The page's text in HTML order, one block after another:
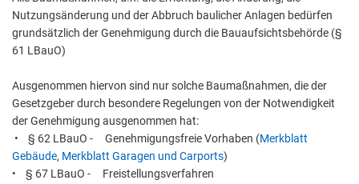
Nutzungsänderung und der Abbruch baulicher Anlagen bedürfen
grundsätzlich der Genehmigung durch die Bauaufsichtsbehörde (§
61 LBauO)
Ausgenommen hiervon sind nur solche Baumaßnahmen, die der
Gesetzgeber durch besondere Regelungen von der Notwendigkeit
der Genehmigung ausgenommen hat:
• § 62 LBauO - Genehmigungsfreie Vorhaben (Merkblatt
Gebäude, Merkblatt Garagen und Carports)
• § 67 LBauO - Freistellungsverfahren